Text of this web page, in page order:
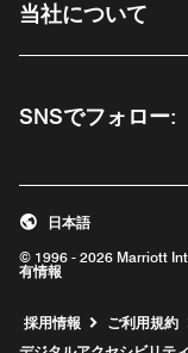
当社について
SNSでフォロー:
© 1996 - 2026 Marriott
有情報
日本語
採用情報 新しい
ご利用規約